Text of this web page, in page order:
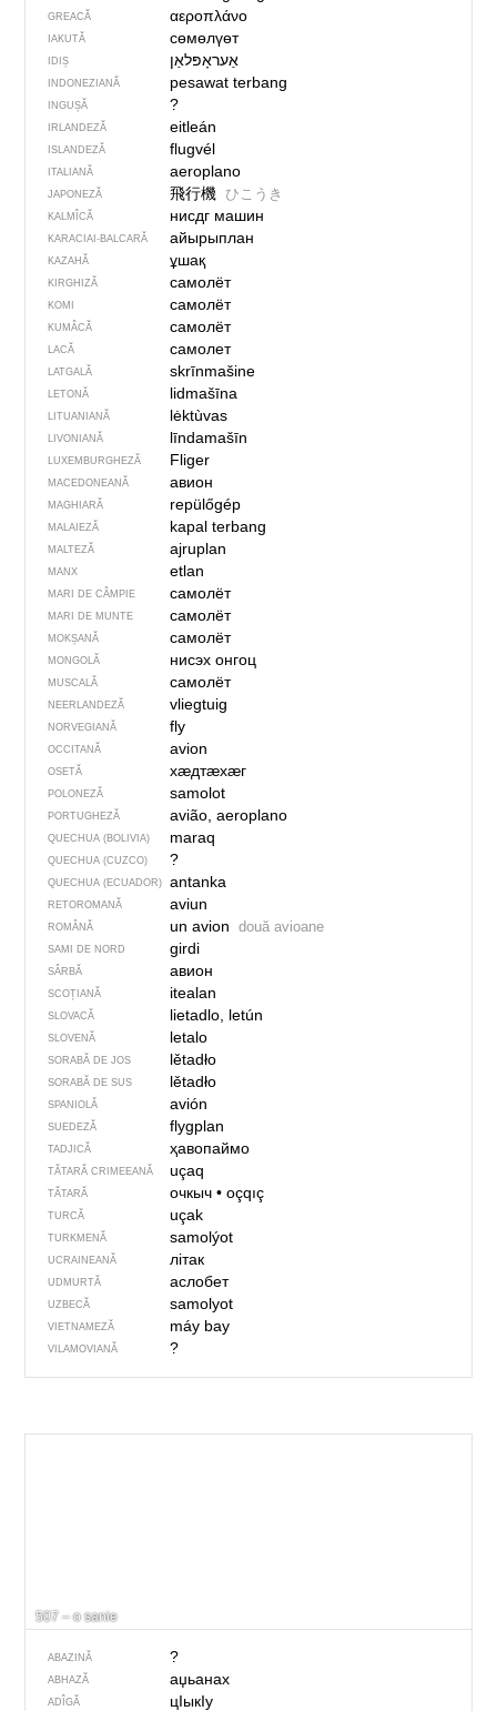
GREACĂ αεροπλάνο
IAKUTĂ сөмөлүөт
IDIȘ אַעראָפּלאַן
INDONEZIANĂ pesawat terbang
INGUȘĂ ?
IRLANDEZĂ eitleán
ISLANDEZĂ flugvél
ITALIANĂ aeroplano
JAPONEZĂ 飛行機 ひこうき
KALMÎCĂ нисдг машин
KARACIAI-BALCARĂ айырыплан
KAZAHĂ ұшақ
KIRGHIZĂ самолёт
KOMI самолёт
KUMÂCĂ самолёт
LACĂ самолет
LATGALĂ skrīnmašine
LETONĂ lidmašīna
LITUANIANĂ lėktùvas
LIVONIANĂ līndamašīn
LUXEMBURGHEZĂ Fliger
MACEDONEANĂ авион
MAGHIARĂ repülőgép
MALAIEZĂ kapal terbang
MALTEZĂ ajruplan
MANX etlan
MARI DE CÂMPIE самолёт
MARI DE MUNTE самолёт
MOKȘANĂ самолёт
MONGOLĂ нисэх онгоц
MUSCALĂ самолёт
NEERLANDEZĂ vliegtuig
NORVEGIANĂ fly
OCCITANĂ avion
OSETĂ хӕдтӕхӕг
POLONEZĂ samolot
PORTUGHEZĂ avião, aeroplano
QUECHUA (BOLIVIA) maraq
QUECHUA (CUZCO) ?
QUECHUA (ECUADOR) antanka
RETOROMANĂ aviun
ROMÂNĂ un avion două avioane
SAMI DE NORD girdi
SÂRBĂ авион
SCOȚIANĂ itealan
SLOVACĂ lietadlo, letún
SLOVENĂ letalo
SORABĂ DE JOS lětadło
SORABĂ DE SUS lětadło
SPANIOLĂ avión
SUEDEZĂ flygplan
TADJICĂ ҳавопаймо
TĂTARĂ CRIMEEANĂ uçaq
TĂTARĂ очкыч• oçqıç
TURCĂ uçak
TURKMENĂ samolýot
UCRAINEANĂ літак
UDMURTĂ аслобет
UZBECĂ samolyot
VIETNAMEZĂ máy bay
VILAMOVIANĂ ?
507 – o sanie
ABAZINĂ ?
ABHAZĂ аџьанах
ADÎGĂ цIыкIу